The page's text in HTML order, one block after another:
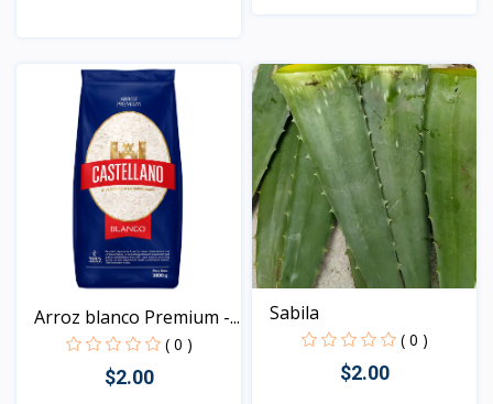
Arroz blanco Premium -...
( 0 )
$2.00
Sabila
( 0 )
$2.00